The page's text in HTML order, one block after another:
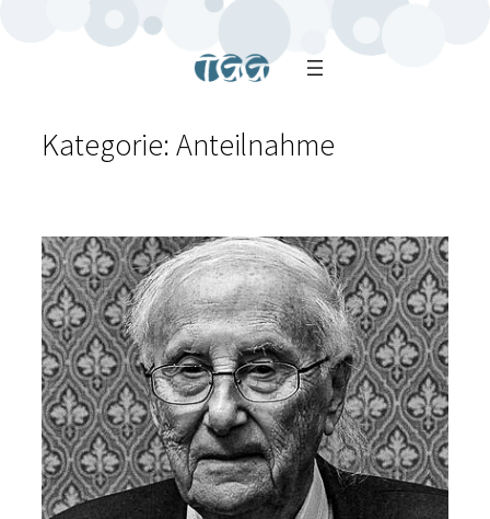
Kategorie:Anteilnahme